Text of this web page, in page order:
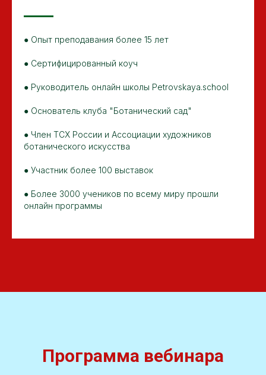
● Опыт преподавания более 15 лет
● Сертифицированный коуч
● Руководитель онлайн школы Petrovskaya.school
● Основатель клуба "Ботанический сад"
● Член ТСХ России и Ассоциации художников
ботанического искусства
● Участник более 100 выставок
● Более 3000 учеников по всему миру прошли
онлайн программы
Программа вебинара